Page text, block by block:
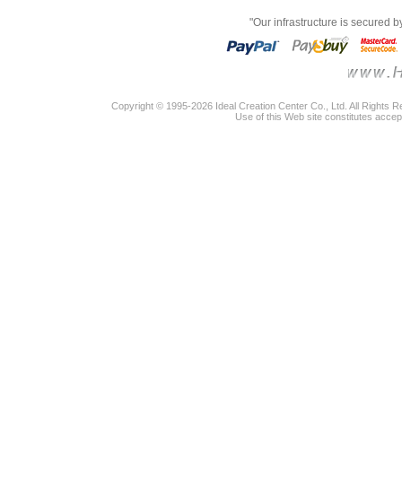
"Our infrastructure is secured
Copyright © 1995-2026 Ideal Creation Center Co., Ltd. All Rights
Use of this Web site constitutes